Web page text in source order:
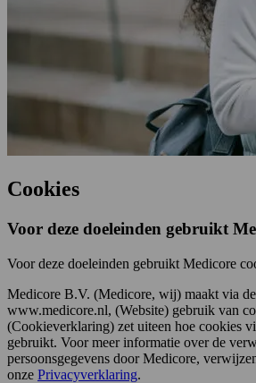
Cookies
Voor deze doeleinden gebruikt
Voor deze doeleinden gebruikt Medicore
Medicore B.V. (Medicore, wij) maakt via
www.medicore.nl, (Website) gebruik van
(Cookieverklaring) zet uiteen hoe cookies
gebruikt. Voor meer informatie over de
persoonsgegevens door Medicore,
onze Privacyverklaring.